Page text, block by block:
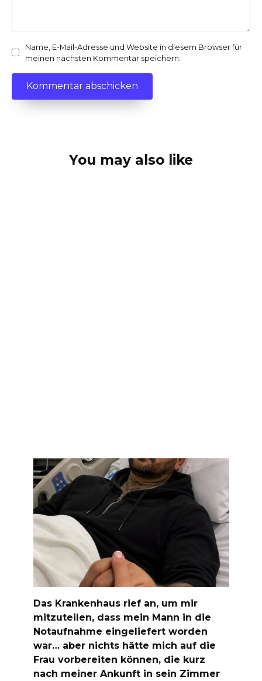
Name, E-Mail-Adresse und Website in diesem Browser für
meinen nächsten Kommentar speichern.
You may also like
Das Krankenhaus rief an, um mir
mitzuteilen, dass mein Mann in die
Notaufnahme eingeliefert worden
war… aber nichts hätte mich auf die
Frau vorbereiten können, die kurz
nach meiner Ankunft in sein Zimmer